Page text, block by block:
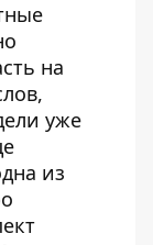
на
уже
из